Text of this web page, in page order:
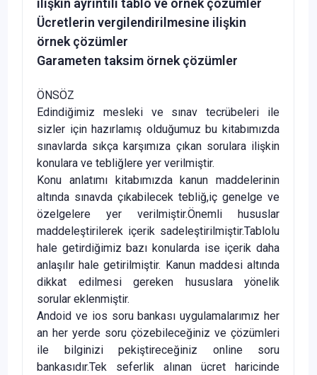
ilişkin ayrıntılı tablo ve örnek çözümler
Ücretlerin vergilendirilmesine ilişkin
örnek çözümler
Garameten taksim örnek çözümler
ÖNSÖZ
Edindiğimiz mesleki ve sınav tecrübeleri ile
sizler için hazırlamış olduğumuz bu kitabımızda
sınavlarda sıkça karşımıza çıkan sorulara ilişkin
konulara ve tebliğlere yer verilmiştir.
Konu anlatımı kitabımızda kanun maddelerinin
altında sınavda çıkabilecek tebliğ,iç genelge ve
özelgelere yer verilmiştir.Önemli hususlar
maddeleştirilerek içerik sadeleştirilmiştir.Tablolu
hale getirdiğimiz bazı konularda ise içerik daha
anlaşılır hale getirilmiştir. Kanun maddesi altında
dikkat edilmesi gereken hususlara yönelik
sorular eklenmiştir.
Andoid ve ios soru bankası uygulamalarımız her
an her yerde soru çözebileceğiniz ve çözümleri
ile bilginizi pekiştireceğiniz online soru
bankasıdır.Tek seferlik alınan ücret haricinde